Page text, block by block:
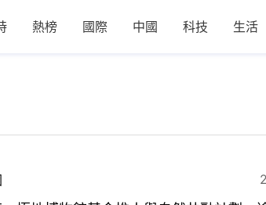
熱榜 國際 中國 科技 生活